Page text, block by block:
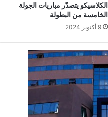
الكلاسيكو يتصدّر مباريات الجولة
الخامسة من البطولة
9 أكتوبر 2024